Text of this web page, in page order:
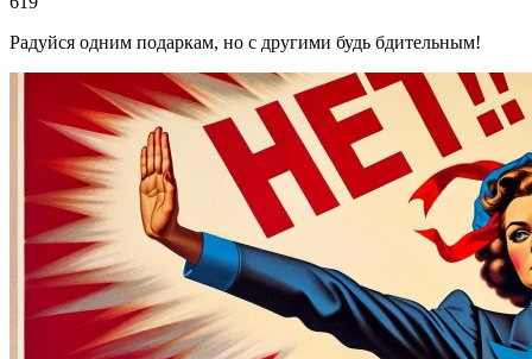
Радуйся одним подаркам, но с другими будь бдительным!